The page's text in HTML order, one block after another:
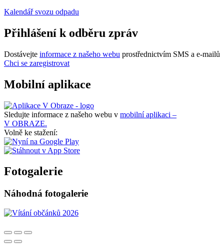
Kalendář svozu odpadu
Přihlášení k odběru zpráv
Dostávejte informace z našeho webu prostřednictvím SMS a e-mailů
Chci se zaregistrovat
Mobilní aplikace
Sledujte informace z našeho webu v mobilní aplikaci –
V OBRAZE.
Volně ke stažení:
Fotogalerie
Náhodná fotogalerie